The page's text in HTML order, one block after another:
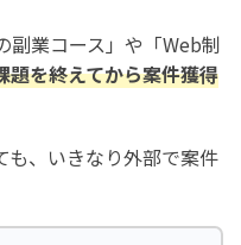
副業コース」や「Web制
題を終えてから案件獲得
も、いきなり外部で案件